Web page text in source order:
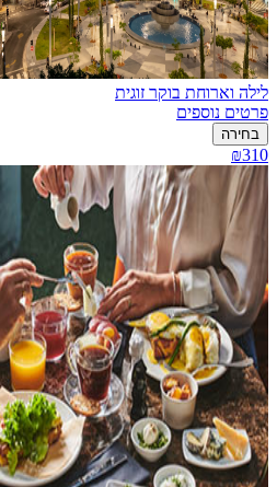
לילה וארוחת בוקר זוגית
פרטים נוספים
בחירה
₪310